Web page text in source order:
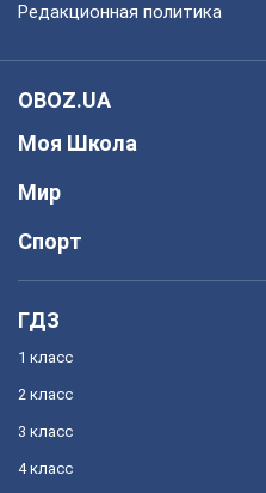
Редакционная политика
OBOZ.UA
Моя Школа
Мир
Спорт
ГДЗ
1 класс
2 класс
3 класс
4 класс